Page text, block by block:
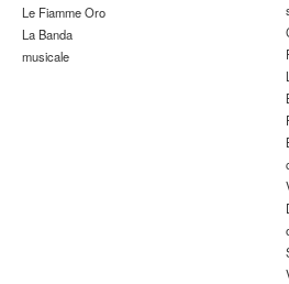
Le Fiamme Oro
La Banda
musicale